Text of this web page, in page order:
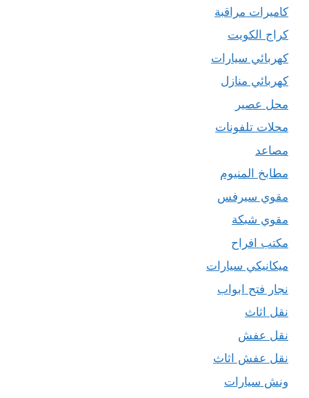
كاميرات مراقبة
كراج الكويت
كهربائي سيارات
كهربائي منازل
محل عصير
محلات تلفونات
مصاعد
مطابخ المنيوم
مقوي سيرفس
مقوي شبكة
مكتب افراح
ميكانيكي سيارات
نجار فتح ابواب
نقل اثاث
نقل عفش
نقل عفش اثاث
ونش سيارات